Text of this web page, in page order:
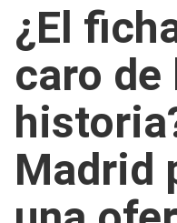
¿El
caro de
Madrid